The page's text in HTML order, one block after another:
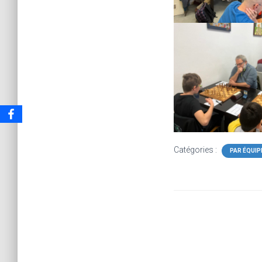
Catégories : PAR